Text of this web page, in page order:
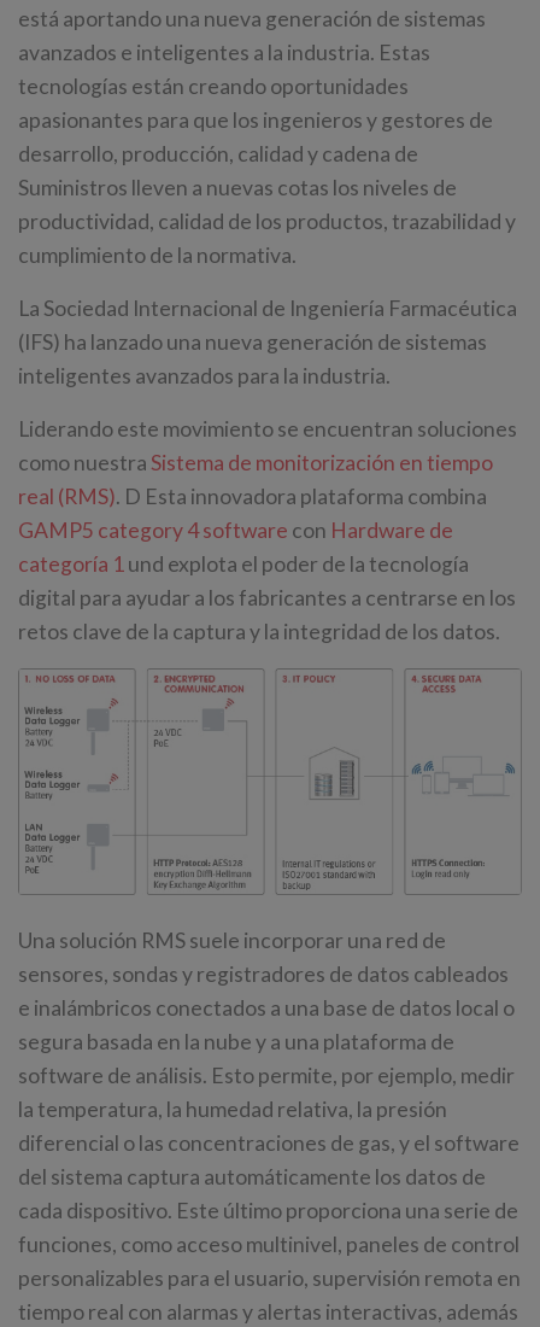
está aportando una nueva generación de sistemas
avanzados e inteligentes a la industria. Estas
tecnologías están creando oportunidades
apasionantes para que los ingenieros y gestores de
desarrollo, producción, calidad y cadena de
Suministros lleven a nuevas cotas los niveles de
productividad, calidad de los productos, trazabilidad y
cumplimiento de la normativa.
La Sociedad Internacional de Ingeniería Farmacéutica
(IFS) ha lanzado una nueva generación de sistemas
inteligentes avanzados para la industria.
Liderando este movimiento se encuentran soluciones
como nuestraSistema de monitorización en tiempo
real (RMS). D Esta innovadora plataforma combina
GAMP5 category 4 software con Hardware de
categoría 1und explota el poder de la tecnología
digital para ayudar a los fabricantes a centrarse en los
retos clave de la captura y la integridad de los datos.
Una solución RMS suele incorporar una red de
sensores, sondas y registradores de datos cableados
e inalámbricos conectados a una base de datos local o
segura basada en la nube y a una plataforma de
software de análisis. Esto permite, por ejemplo, medir
la temperatura, la humedad relativa, la presión
diferencial o las concentraciones de gas, y el software
del sistema captura automáticamente los datos de
cada dispositivo. Este último proporciona una serie de
funciones, como acceso multinivel, paneles de control
personalizables para el usuario, supervisión remota en
tiempo real con alarmas y alertas interactivas, además